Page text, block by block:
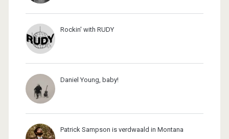
Rockin' with RUDY
Daniel Young, baby!
Patrick Sampson is verdwaald in Montana